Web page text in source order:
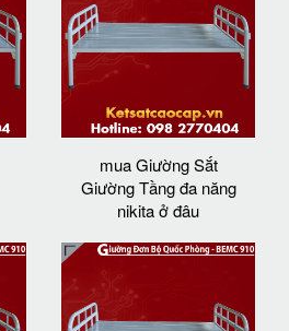
mua Giường Sắt
Giường Tầng đa năng
nikita ở đâu